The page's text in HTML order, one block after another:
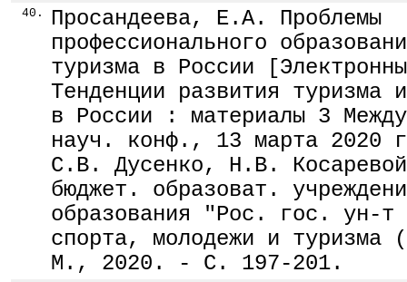
40.
Просандеева, Е.А. Проблемы
профессионального
туризма в России
Тенденции развития туризма
в России : материалы 3
науч. конф., 13 марта
С.В. Дусенко, Н.В.
бюджет. образоват.
образования "Рос. гос. ун-т
спорта, молодежи и
М., 2020. - С. 197-201.